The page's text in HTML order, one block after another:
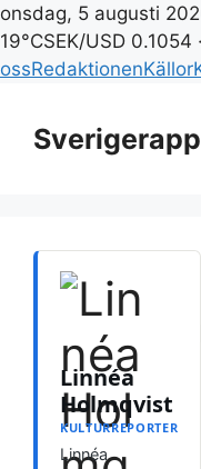
onsdag, 5 augusti
19°CSEK/USD 0.1054
ossRedaktionenKällor
innehåll
Linnéa
Holmqvist
KULTURREPORTER
Linnéa